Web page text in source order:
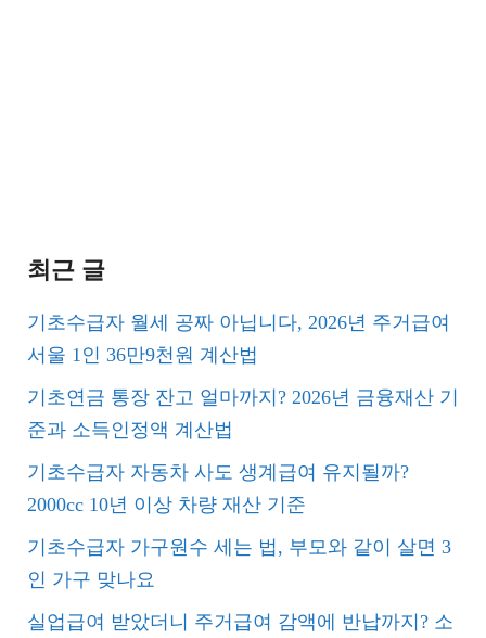
최근 글
기초수급자 월세 공짜 아닙니다, 2026년 주거급여
서울 1인 36만9천원 계산법
기초연금 통장 잔고 얼마까지? 2026년 금융재산 기
준과 소득인정액 계산법
기초수급자 자동차 사도 생계급여 유지될까?
2000cc 10년 이상 차량 재산 기준
기초수급자 가구원수 세는 법, 부모와 같이 살면 3
인 가구 맞나요
실업급여 받았더니 주거급여 감액에 반납까지? 소